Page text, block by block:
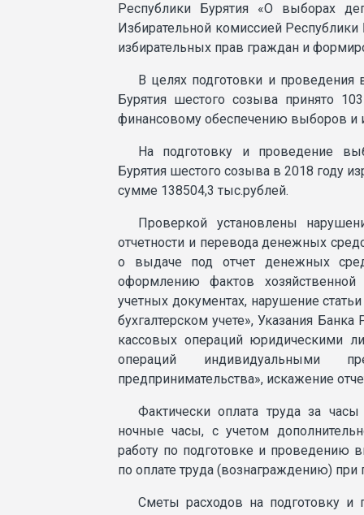
Республики Бурятия «О выборах
Избирательной комиссией Республики
избирательных прав граждан и
В целях подготовки и проведения
Бурятия шестого созыва принято
финансовому обеспечению выборов и
На подготовку и проведение
Бурятия шестого созыва в 2018 году
сумме 138504,3 тыс.рублей.
Проверкой установлены
отчетности и перевода денежных
о выдаче под отчет денежных
оформлению фактов
учетных документах, нарушение
бухгалтерском учете», Указания
кассовых операций юридическими
операций индивидуальными
предпринимательства», искажение
Фактически оплата труда за
ночные часы, с учетом
работу по подготовке и проведению
по оплате труда (вознаграждению)
Сметы расходов на подготовку